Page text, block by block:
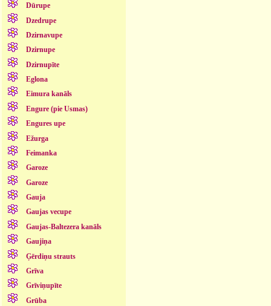
Dūrupe
Dzedrupe
Dzirnavupe
Dzirnupe
Dzirnupīte
Eglona
Eimura kanāls
Engure (pie Usmas)
Engures upe
Ežurga
Feimanka
Garoze
Garoze
Gauja
Gaujas vecupe
Gaujas-Baltezera kanāls
Gaujiņa
Ģērdiņu strauts
Grīva
Grīviņupīte
Grūba